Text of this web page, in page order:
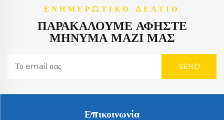
ΕΝΗΜΕΡΩΤΙΚΌ ΔΕΛΤΊΟ
ΠΑΡΑΚΑΛΟΎΜΕ ΑΦΉΣΤΕ
ΜΉΝΥΜΑ ΜΑΖΊ ΜΑΣ
Επικοινωνία